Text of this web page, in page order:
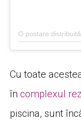
Cu toate
în complexul
piscina, sunt